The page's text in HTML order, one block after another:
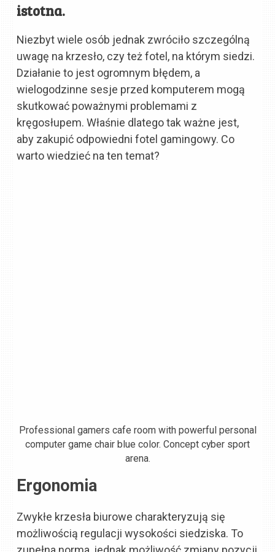
istotna.
Niezbyt wiele osób jednak zwróciło szczególną
uwagę na krzesło, czy też fotel, na którym siedzi.
Działanie to jest ogromnym błędem, a
wielogodzinne sesje przed komputerem mogą
skutkować poważnymi problemami z
kręgosłupem. Właśnie dlatego tak ważne jest,
aby zakupić odpowiedni fotel gamingowy. Co
warto wiedzieć na ten temat?
Professional gamers cafe room with powerful personal
computer game chair blue color. Concept cyber sport
arena.
Ergonomia
Zwykłe krzesła biurowe charakteryzują się
możliwością regulacji wysokości siedziska. To